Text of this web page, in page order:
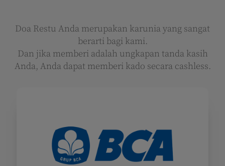
Doa Restu Anda merupakan karunia yang sangat
berarti bagi kami.
Dan jika memberi adalah ungkapan tanda kasih
Anda, Anda dapat memberi kado secara cashless.